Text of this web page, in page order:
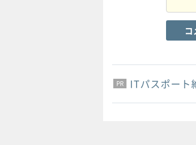
コ
PR
PR
PR ITパスポート